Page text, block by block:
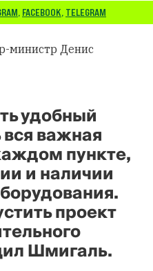
, FACEBOOK, TELEGRAM
министр Денис
удобный
вся важная
пункте,
и наличии
проект
Шмигаль.